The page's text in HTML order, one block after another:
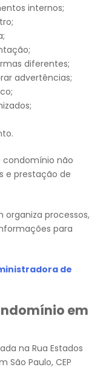
internos;
diferentes;
advertências;
não
e prestação de
processos,
para
de
em
na Rua Estados
São Paulo, CEP